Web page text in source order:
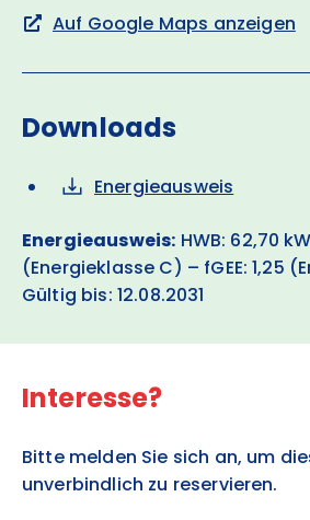
Auf Google Maps anzeigen
Downloads
Energieausweis
Energieausweis: HWB: 62,70
(Energieklasse C) – fGEE: 1,25
Gültig bis: 12.08.2031
Interesse?
Bitte melden Sie sich an, um
unverbindlich zu reservieren.